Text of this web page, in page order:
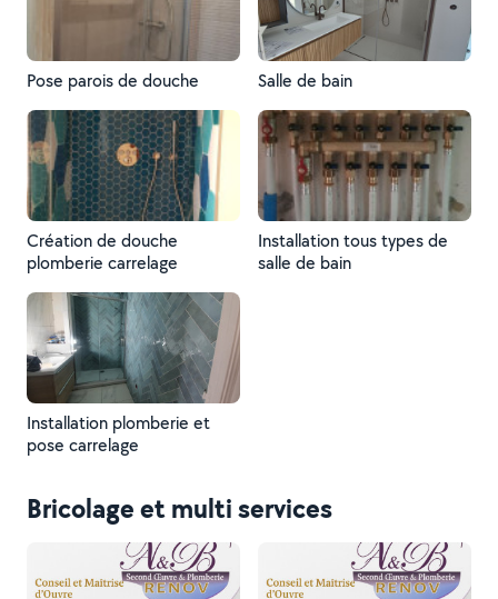
Pose parois de douche Salle de bain
Création de douche
plomberie carrelage
Installation tous types de
salle de bain
Installation plomberie et
pose carrelage
Bricolage et multi services